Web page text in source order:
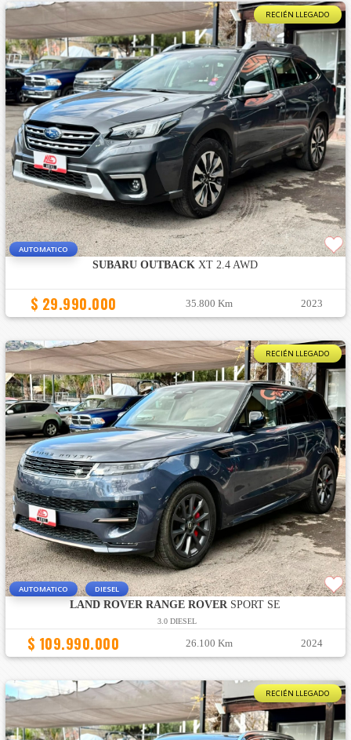
RECIÉN LLEGADO
AUTOMATICO
SUBARU OUTBACK XT 2.4 AWD
$ 29.990.000 35.800 Km 2023
RECIÉN LLEGADO
AUTOMATICO DIESEL
LAND ROVER RANGE ROVERSPORT SE
3.0 DIESEL
$ 109.990.000 26.100 Km 2024
RECIÉN LLEGADO